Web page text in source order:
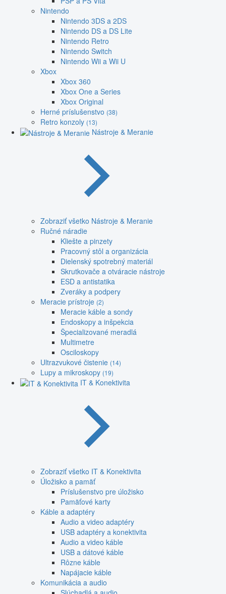
Nintendo
Nintendo 3DS a 2DS
Nintendo DS a DS Lite
Nintendo Retro
Nintendo Switch
Nintendo Wii a Wii U
Xbox
Xbox 360
Xbox One a Series
Xbox Original
Herné príslušenstvo (38)
Retro konzoly (13)
Nástroje & Meranie
Zobraziť všetko Nástroje & Meranie
Ručné náradie
Kliešte a pinzety
Pracovný stôl a organizácia
Dielenský spotrebný materiál
Skrutkovače a otváracie nástroje
ESD a antistatika
Zveráky a podpery
Meracie prístroje (2)
Meracie káble a sondy
Endoskopy a inšpekcia
Špecializované meradlá
Multimetre
Osciloskopy
Ultrazvukové čistenie (14)
Lupy a mikroskopy (19)
IT & Konektivita
Zobraziť všetko IT & Konektivita
Úložisko a pamäť
Príslušenstvo pre úložisko
Pamäťové karty
Káble a adaptéry
Audio a video adaptéry
USB adaptéry a konektivita
Audio a video káble
USB a dátové káble
Rôzne káble
Napájacie káble
Komunikácia a audio